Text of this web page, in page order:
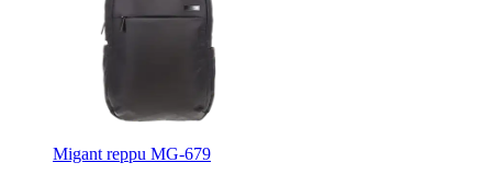
Migant reppu MG-679